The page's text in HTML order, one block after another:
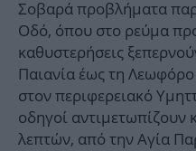
Σοβαρά προβλήματα
Οδό, όπου στο ρεύμα
καθυστερήσεις
Παιανία έως τη Λεωφόρο
στον περιφερειακό
οδηγοί αντιμετωπίζουν
λεπτών, από την Αγία